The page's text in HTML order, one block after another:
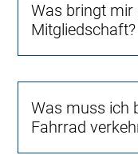
Was bringt mir
Mitgliedschaft?
Was muss ich
Fahrrad